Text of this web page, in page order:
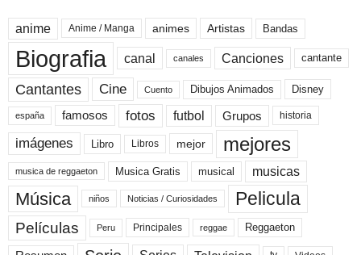
anime Anime / Manga animes Artistas Bandas
Biografia canal canales Canciones cantante
Cantantes Cine Cuento Dibujos Animados Disney
españa famosos fotos futbol Grupos historia
imágenes Libro Libros mejor mejores
musica de reggaeton Musica Gratis musical musicas
Música niños Noticias / Curiosidades Pelicula
Películas Peru Principales reggae Reggaeton